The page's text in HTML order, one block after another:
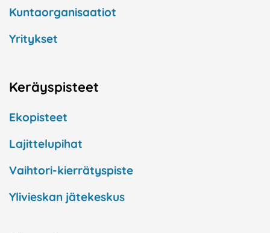
Kuntaorganisaatiot
Yritykset
Keräyspisteet
Ekopisteet
Lajittelupihat
Vaihtori-kierrätyspiste
Ylivieskan jätekeskus